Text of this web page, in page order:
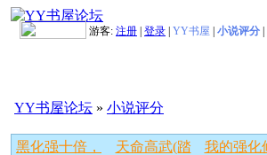
游客: 注册 登录 YY书屋 小说评分
YY书屋论坛 » 小说评分
黑化强十倍，
天命高武(踏
我的强化